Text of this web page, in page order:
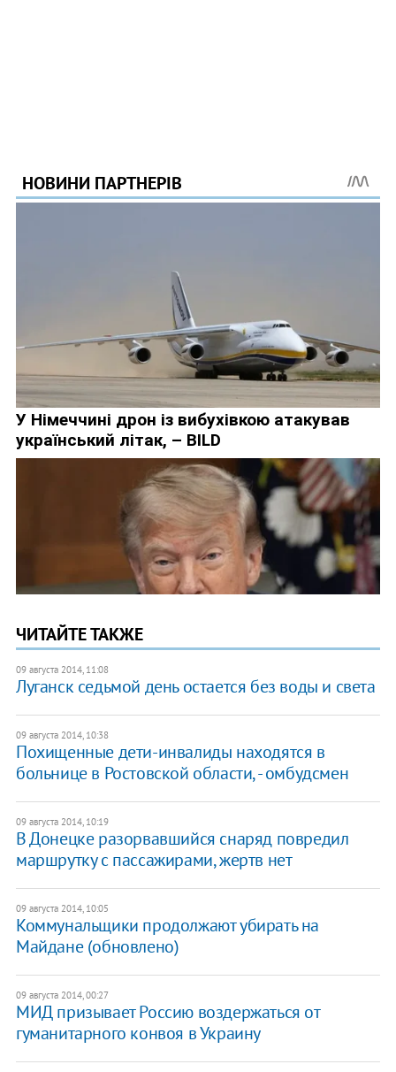
ЧИТАЙТЕ ТАКЖЕ
09 августа 2014, 11:08
Луганск седьмой день остается без воды и света
09 августа 2014, 10:38
Похищенные дети-инвалиды находятся в
больнице в Ростовской области, - омбудсмен
09 августа 2014, 10:19
В Донецке разорвавшийся снаряд повредил
маршрутку с пассажирами, жертв нет
09 августа 2014, 10:05
Коммунальщики продолжают убирать на
Майдане (обновлено)
09 августа 2014, 00:27
МИД призывает Россию воздержаться от
гуманитарного конвоя в Украину